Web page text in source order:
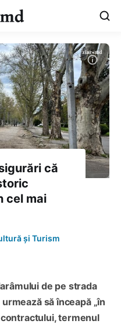
că
cel mai
și Turism
de pe strada
să înceapă „în
termenul